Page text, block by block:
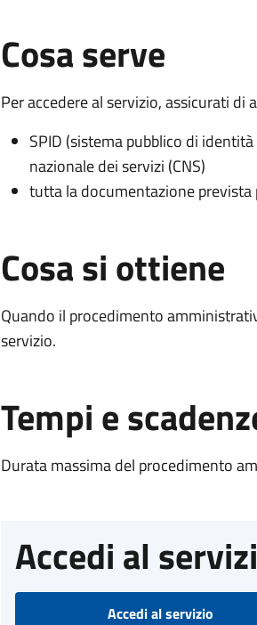
Cosa serve
Per accedere al servizio, assicurati di
SPID (sistema pubblico di
nazionale dei servizi (CNS)
tutta la documentazione prevista
Cosa si ottiene
Quando il procedimento
servizio.
Tempi e
Durata massima del procedimento
Accedi al
Accedi al servizio